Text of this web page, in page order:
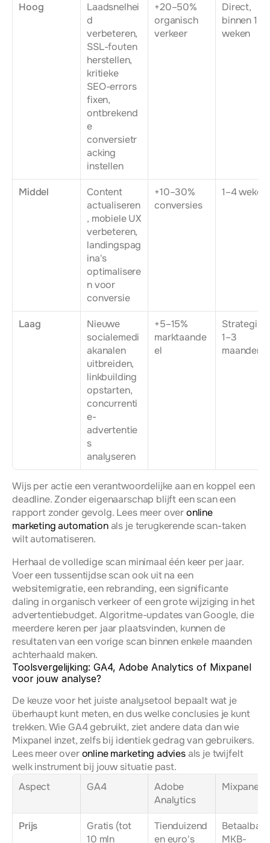
Hoog
Laadsnelhei
d
verbeteren,
SSL-fouten
herstellen,
kritieke
SEO-errors
fixen,
ontbrekend
e
conversietr
acking
instellen
+20–50%
organisch
verkeer
Direct,
binnen 1–2
weken
Middel
Content
actualiseren
, mobiele UX
verbeteren,
landingspag
ina's
optimalisere
n voor
conversie
+10–30%
conversies
1–4 weken
Laag
Nieuwe
socialemedi
akanalen
uitbreiden,
linkbuilding
opstarten,
concurrenti
e-
advertentie
s
analyseren
+5–15%
marktaande
el
1–3
maanden
Wijs per actie een verantwoordelijke aan en koppel een
deadline. Zonder eigenaarschap blijft een scan een
rapport zonder gevolg. Lees meer over online
marketing automation als je terugkerende scan-taken
wilt automatiseren.
Herhaal de volledige scan minimaal één keer per jaar.
Voer een tussentijdse scan ook uit na een
websitemigratie, een rebranding, een significante
daling in organisch verkeer of een grote wijziging in het
advertentiebudget. Algoritme-updates van Google, die
meerdere keren per jaar plaatsvinden, kunnen de
resultaten van een vorige scan binnen enkele maanden
achterhaald maken.
Toolsvergelijking: GA4, Adobe Analytics of Mixpanel
voor jouw analyse?
De keuze voor het juiste analysetool bepaalt wat je
überhaupt kunt meten, en dus welke conclusies je kunt
trekken. Wie GA4 gebruikt, ziet andere data dan wie
Mixpanel inzet, zelfs bij identiek gedrag van gebruikers.
Lees meer over online marketing advies als je twijfelt
welk instrument bij jouw situatie past.
Aspect
GA4
Adobe
Analytics
Mixpanel
Prijs
Gratis (tot
10 mln
Tienduizend
en euro's
MKB-